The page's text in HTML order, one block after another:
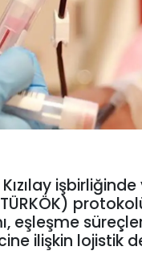
Kızılay
eşleşme
ilişkin lojistik